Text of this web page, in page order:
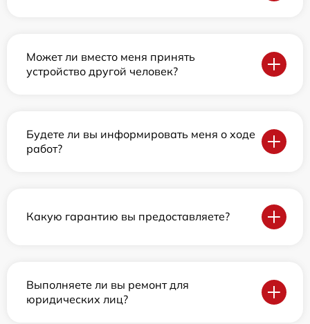
Может ли вместо меня принять
устройство другой человек?
Будете ли вы информировать меня о ходе
работ?
Какую гарантию вы предоставляете?
Выполняете ли вы ремонт для
юридических лиц?